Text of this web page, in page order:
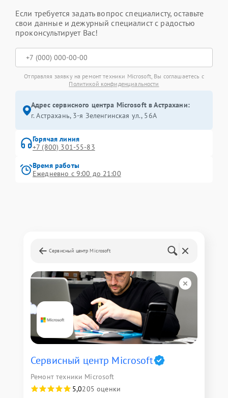
Если требуется задать вопрос специалисту, оставьте
свои данные и дежурный специалист с радостью
проконсультирует Вас!
Отправляя заявку на ремонт техники Microsoft, Вы соглашаетесь с
Политикой конфиденциальности
Адрес сервисного центра Microsoft в Астрахани:
г. Астрахань, 3-я Зеленгинская ул., 56А
Горячая линия
+7 (800) 301-55-83
Время работы
Ежедневно с 9:00 до 21:00
Сервисный центр Microsoft
Сервисный центр Microsoft
Ремонт техники Microsoft
5,0205 оценки